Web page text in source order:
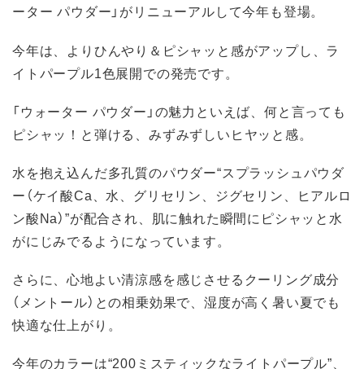
ーター パウダー」がリニューアルして今年も登場。
今年は、よりひんやり＆ピシャッと感がアップし、ラ
イトパープル1色展開での発売です。
「ウォーター パウダー」の魅力といえば、何と言っても
ピシャッ！と弾ける、みずみずしいヒヤッと感。
水を抱え込んだ多孔質のパウダー“スプラッシュパウダ
ー（ケイ酸Ca、水、グリセリン、ジグセリン、ヒアルロ
ン酸Na）”が配合され、肌に触れた瞬間にピシャッと水
がにじみでるようになっています。
さらに、心地よい清涼感を感じさせるクーリング成分
（メントール）との相乗効果で、湿度が高く暑い夏でも
快適な仕上がり。
今年のカラーは“200ミスティックなライトパープル”、